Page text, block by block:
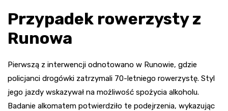
Przypadek rowerzysty z
Runowa
Pierwszą z interwencji odnotowano w Runowie, gdzie
policjanci drogówki zatrzymali 70-letniego rowerzystę. Styl
jego jazdy wskazywał na możliwość spożycia alkoholu.
Badanie alkomatem potwierdziło te podejrzenia, wykazując